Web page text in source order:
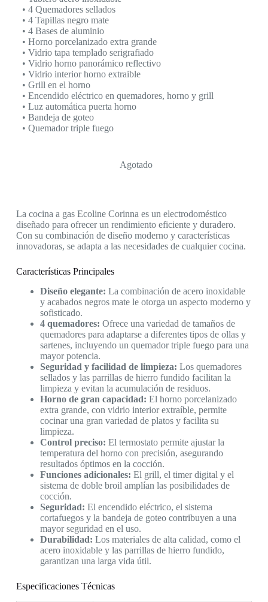
• 4 Quemadores sellados
• 4 Tapillas negro mate
• 4 Bases de aluminio
• Horno porcelanizado extra grande
• Vidrio tapa templado serigrafiado
• Vidrio horno panorámico reflectivo
• Vidrio interior horno extraible
• Grill en el horno
• Encendido eléctrico en quemadores, horno y grill
• Luz automática puerta horno
• Bandeja de goteo
• Quemador triple fuego
Agotado
La cocina a gas Ecoline Corinna es un electrodoméstico
diseñado para ofrecer un rendimiento eficiente y duradero.
Con su combinación de diseño moderno y características
innovadoras, se adapta a las necesidades de cualquier cocina.
Características Principales
Diseño elegante: La combinación de acero inoxidable
y acabados negros mate le otorga un aspecto moderno y
sofisticado.
4 quemadores: Ofrece una variedad de tamaños de
quemadores para adaptarse a diferentes tipos de ollas y
sartenes, incluyendo un quemador triple fuego para una
mayor potencia.
Seguridad y facilidad de limpieza: Los quemadores
sellados y las parrillas de hierro fundido facilitan la
limpieza y evitan la acumulación de residuos.
Horno de gran capacidad: El horno porcelanizado
extra grande, con vidrio interior extraíble, permite
cocinar una gran variedad de platos y facilita su
limpieza.
Control preciso: El termostato permite ajustar la
temperatura del horno con precisión, asegurando
resultados óptimos en la cocción.
Funciones adicionales: El grill, el timer digital y el
sistema de doble broil amplían las posibilidades de
cocción.
Seguridad: El encendido eléctrico, el sistema
cortafuegos y la bandeja de goteo contribuyen a una
mayor seguridad en el uso.
Durabilidad: Los materiales de alta calidad, como el
acero inoxidable y las parrillas de hierro fundido,
garantizan una larga vida útil.
Especificaciones Técnicas